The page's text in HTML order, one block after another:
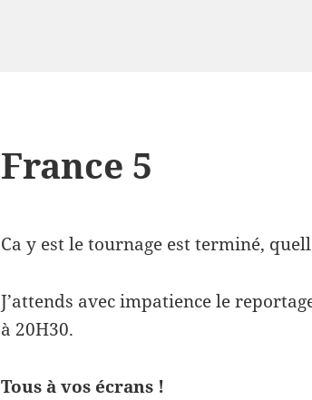
France 5
Ca y est le tournage est terminé,
J’attends avec impatience le
à 20H30.
Tous à vos écrans !